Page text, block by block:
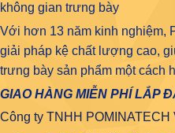
không gian trưng bày
Với hơn 13 năm kinh nghiệm,
giải pháp kệ chất lượng cao,
trưng bày sản phẩm một cách
GIAO HÀNG MIỄN PHÍ LẮP
Công ty TNHH POMINATECH